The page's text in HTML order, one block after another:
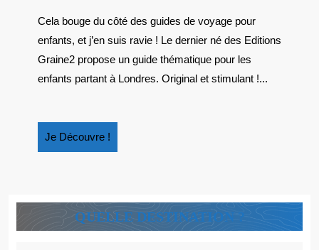
AVEC
SHERLOCK
HOLMES
Cela bouge du côté des guides de voyage pour
enfants, et j’en suis ravie ! Le dernier né des Editions
Graine2 propose un guide thématique pour les
enfants partant à Londres. Original et stimulant !...
Je Découvre !
Découvre
QUELLE DESTINATION ?